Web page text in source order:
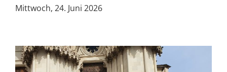
Mittwoch, 24. Juni 2026